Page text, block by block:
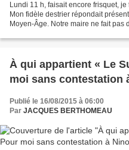
Lundi 11 h, faisait encore frisquet,
Mon fidèle destrier répondait
Moyen-Âge. Notre maire ne fait pas
À qui appartient « Le
moi sans contestation
Publié le 16/08/2015 à 06:00
Par JACQUES BERTHOMEAU